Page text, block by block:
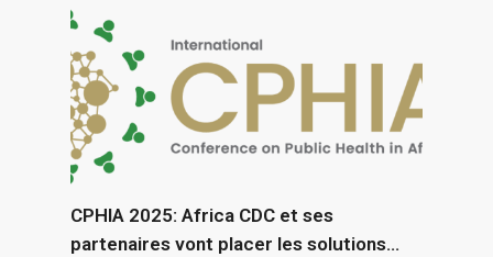
CPHIA 2025: Africa CDC et ses
partenaires vont placer les solutions